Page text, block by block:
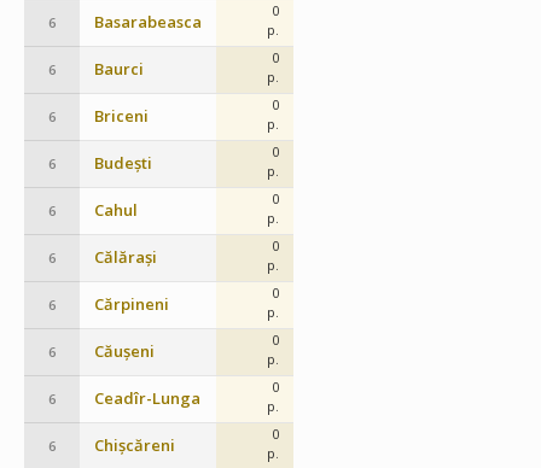
6 Basarabeasca
0
p.
6 Baurci
0
p.
6 Briceni
0
p.
6 Budești
0
p.
6 Cahul
0
p.
6 Călărași
0
p.
6 Cărpineni
0
p.
6 Căușeni
0
p.
6 Ceadîr-Lunga
0
p.
6 Chișcăreni
0
p.